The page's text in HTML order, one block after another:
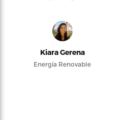
Kiara Gerena
Energía Renovable